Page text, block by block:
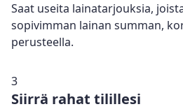
Saat useita lainatarjouksia,
sopivimman lainan summan,
perusteella.
3
Siirrä rahat tilillesi